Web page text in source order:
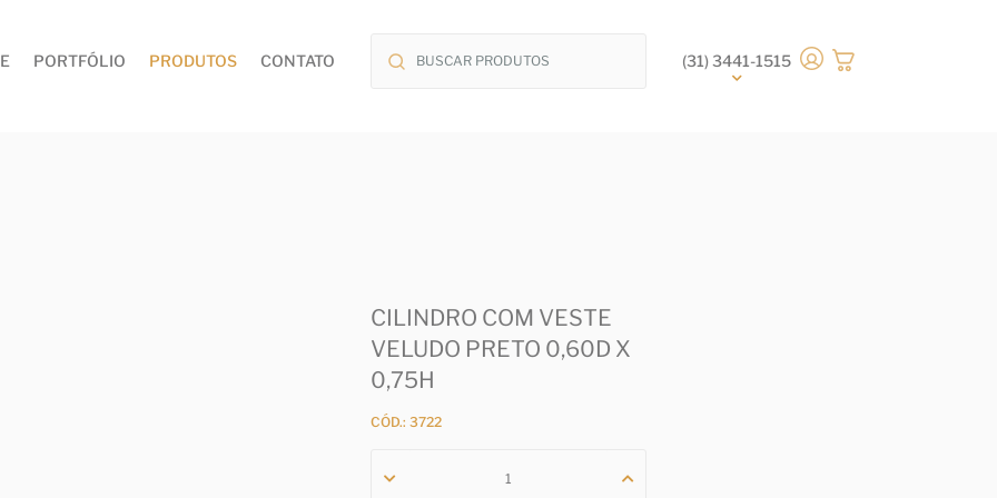
PORTFÓLIO PRODUTOS CONTATO (31) 3441-1515
CILINDRO COM VESTE
VELUDO PRETO 0,60D X
0,75H
CÓD.: 3722